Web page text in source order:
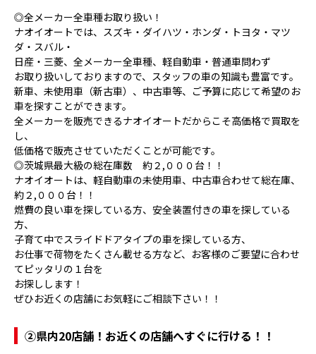
◎全メーカー全車種お取り扱い！
ナオイオートでは、スズキ・ダイハツ・ホンダ・トヨタ・マツ
ダ・スバル・
日産・三菱、全メーカー全車種、軽自動車・普通車問わず
お取り扱いしておりますので、スタッフの車の知識も豊富です。
新車、未使用車（新古車）、中古車等、ご予算に応じて希望のお
車を探すことができます。
全メーカーを販売できるナオイオートだからこそ高価格で買取を
し、
低価格で販売させていただくことが可能です。
◎茨城県最大級の総在庫数 約２,０００台！！
ナオイオートは、軽自動車の未使用車、中古車合わせて総在庫、
約２,０００台！！
燃費の良い車を探している方、安全装置付きの車を探している
方、
子育て中でスライドドアタイプの車を探している方、
お仕事で荷物をたくさん載せる方など、お客様のご要望に合わせ
てピッタリの１台を
お探しします！
ぜひお近くの店舗にお気軽にご相談下さい！！
②県内20店舗！お近くの店舗へすぐに行ける！！